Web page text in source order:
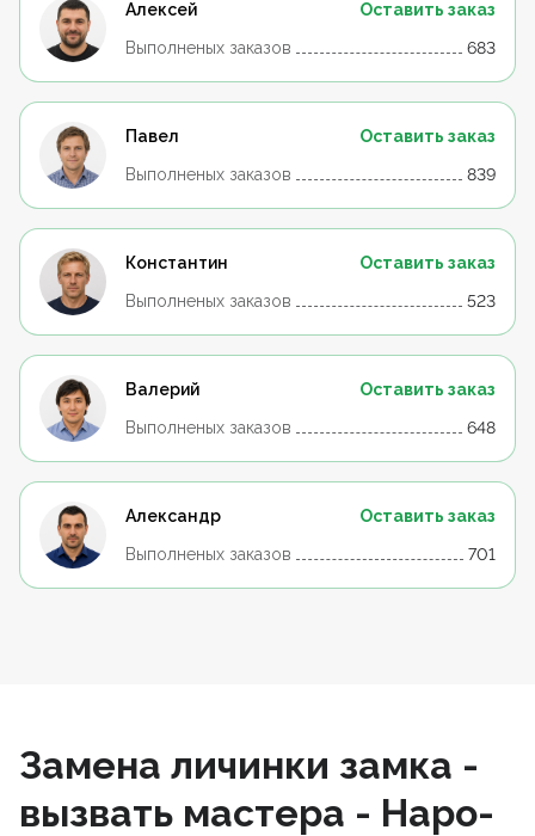
Алексей
Оставить заказ
Выполненых заказов
683
Павел
Оставить заказ
Выполненых заказов
839
Константин
Оставить заказ
Выполненых заказов
523
Валерий
Оставить заказ
Выполненых заказов
648
Александр
Оставить заказ
Выполненых заказов
701
Замена личинки замка -
вызвать мастера - Наро-